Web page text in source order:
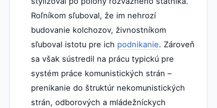
Roľníkom sľuboval, že im nehrozí
budovanie kolchozov, živnostníkom
sľuboval istotu pre ich podnikanie. Zároveň
sa však sústredil na prácu typickú pre
systém práce komunistických strán –
prenikanie do štruktúr nekomunistických
strán, odborových a mládežníckych